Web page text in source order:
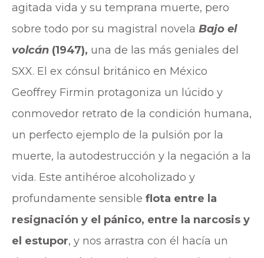
agitada vida y su temprana muerte, pero
sobre todo por su magistral novela Bajo el
volcán (1947), una de las más geniales del
SXX. El ex cónsul británico en México
Geoffrey Firmin protagoniza un lúcido y
conmovedor retrato de la condición humana,
un perfecto ejemplo de la pulsión por la
muerte, la autodestrucción y la negación a la
vida. Este antihéroe alcoholizado y
profundamente sensible flota entre la
resignación y el pánico, entre la narcosis y
el estupor, y nos arrastra con él hacía un